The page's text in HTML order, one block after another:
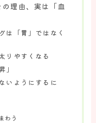
いて
理由、実は「血
は「胃」ではなく
りやすくなる
」
いようにするに
わう